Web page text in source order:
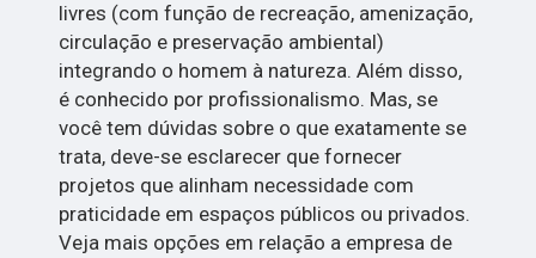
livres (com função de recreação, amenização,
circulação e preservação ambiental)
integrando o homem à natureza. Além disso,
é conhecido por profissionalismo. Mas, se
você tem dúvidas sobre o que exatamente se
trata, deve-se esclarecer que fornecer
projetos que alinham necessidade com
praticidade em espaços públicos ou privados.
Veja mais opções em relação a empresa de